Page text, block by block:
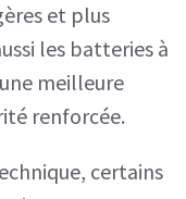
et plus
les batteries à
meilleure
renforcée.
certains